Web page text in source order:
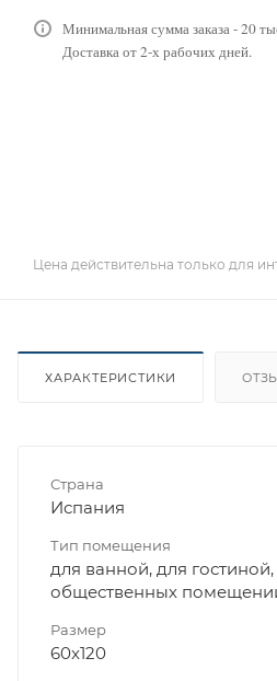
Минимальная сумма заказа - 20
Доставка от 2-х рабочих дней.
Цена действительна только для
ХАРАКТЕРИСТИКИ
Страна
Испания
Тип помещения
для ванной, для
общественных
Размер
60x120